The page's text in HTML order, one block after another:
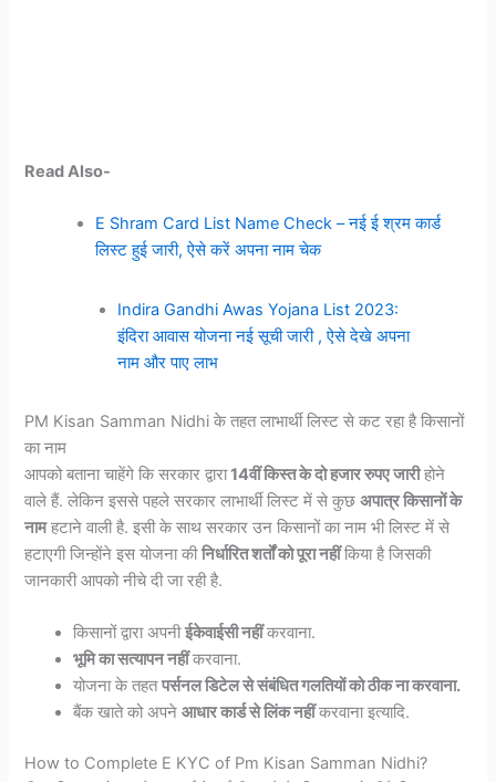
Read Also-
E Shram Card List Name Check – नई ई श्रम कार्ड
लिस्ट हुई जारी, ऐसे करें अपना नाम चेक
Indira Gandhi Awas Yojana List 2023:
इंदिरा आवास योजना नई सूची जारी , ऐसे देखे अपना
नाम और पाए लाभ
PM Kisan Samman Nidhi के तहत लाभार्थी लिस्ट से कट रहा है किसानों
का नाम
आपको बताना चाहेंगे कि सरकार द्वारा14वीं किस्त के दो हजार रुपए जारीहोने
वाले हैं. लेकिन इससे पहले सरकार लाभार्थी लिस्ट में से कुछअपात्र किसानों के
नामहटाने वाली है. इसी के साथ सरकार उन किसानों का नाम भी लिस्ट में से
हटाएगी जिन्होंने इस योजना कीनिर्धारित शर्तों को पूरा नहींकिया है जिसकी
जानकारी आपको नीचे दी जा रही है.
किसानों द्वारा अपनीईकेवाईसी नहींकरवाना.
भूमि का सत्यापन नहींकरवाना.
योजना के तहतपर्सनल डिटेल से संबंधित गलतियों को ठीक ना करवाना.
बैंक खाते को अपनेआधार कार्ड से लिंक नहींकरवाना इत्यादि.
How to Complete E KYC of Pm Kisan Samman Nidhi?